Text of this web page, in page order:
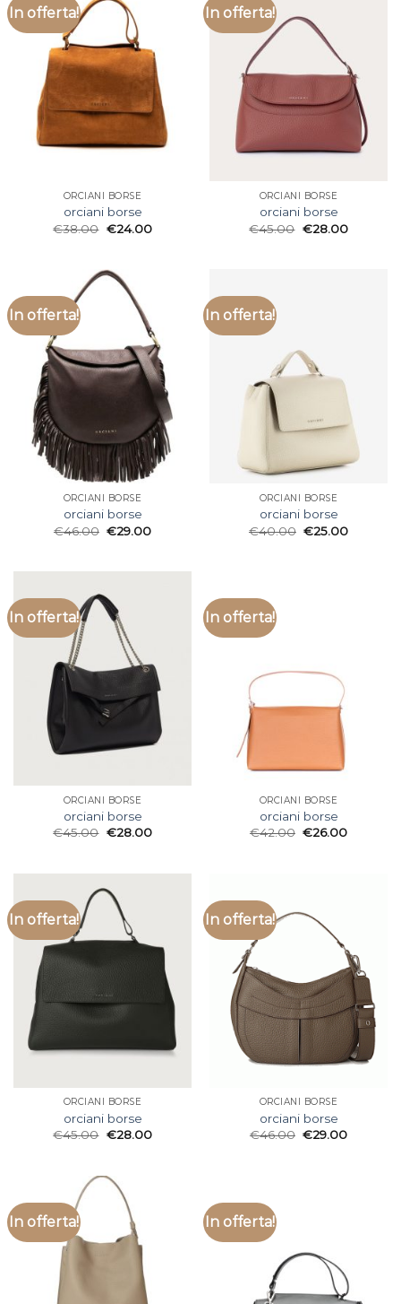
In offerta!
ORCIANI BORSE
orciani borse
€38.00 €24.00
In offerta!
ORCIANI BORSE
orciani borse
€45.00 €28.00
In offerta!
ORCIANI BORSE
orciani borse
€46.00 €29.00
In offerta!
ORCIANI BORSE
orciani borse
€40.00 €25.00
In offerta!
ORCIANI BORSE
orciani borse
€45.00 €28.00
In offerta!
ORCIANI BORSE
orciani borse
€42.00 €26.00
In offerta!
ORCIANI BORSE
orciani borse
€45.00 €28.00
In offerta!
ORCIANI BORSE
orciani borse
€46.00 €29.00
In offerta! In offerta!